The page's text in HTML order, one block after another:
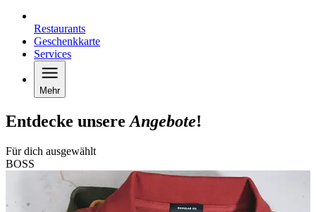
Restaurants
Geschenkkarte
Services
Mehr
Entdecke unsereAngebote!
Für dich ausgewählt
BOSS